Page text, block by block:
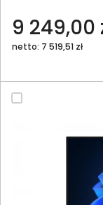
9 249,00
netto: 7 519,51 zł